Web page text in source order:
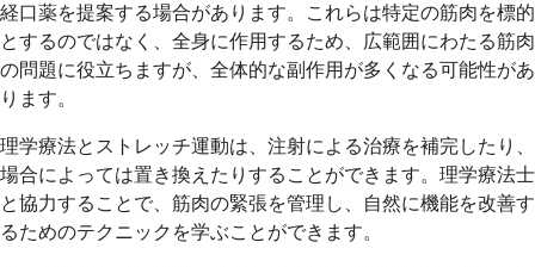
経口薬を提案する場合があります。これらは特定の筋肉を標的
とするのではなく、全身に作用するため、広範囲にわたる筋肉
の問題に役立ちますが、全体的な副作用が多くなる可能性があ
ります。
理学療法とストレッチ運動は、注射による治療を補完したり、
場合によっては置き換えたりすることができます。理学療法士
と協力することで、筋肉の緊張を管理し、自然に機能を改善す
るためのテクニックを学ぶことができます。